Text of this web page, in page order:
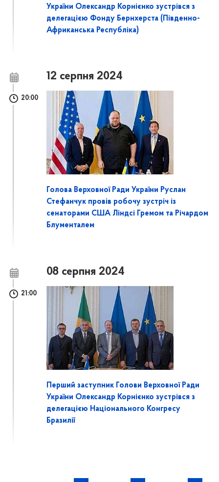
України Олександр Корнієнко зустрівся з
делегацією Фонду Бернхерста (Південно-
Африканська Республіка)
12 серпня 2024
20:00
Голова Верховної Ради України Руслан
Стефанчук провів робочу зустріч із
сенаторами США Ліндсі Гремом та Річардом
Блументалем
08 серпня 2024
21:00
Перший заступник Голови Верховної Ради
України Олександр Корнієнко зустрівся з
делегацією Національного Конгресу
Бразилії